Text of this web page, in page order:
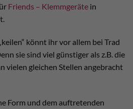
Friends – Klemmgeräte in
könnt ihr vor allem bei Trad
sie sind viel günstiger als z.B. die
vielen gleichen Stellen angebracht
Form und dem auftretenden